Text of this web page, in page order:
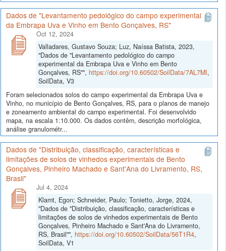
Dados de "Levantamento pedológico do campo experimental
da Embrapa Uva e Vinho em Bento Gonçalves, RS"
Oct 12, 2024
Valladares, Gustavo Souza; Luz, Naíssa Batista, 2023,
"Dados de "Levantamento pedológico do campo
experimental da Embrapa Uva e Vinho em Bento
Gonçalves, RS"", https://doi.org/10.60502/SoilData/7AL7MI,
SoilData, V3
Foram selecionados solos do campo experimental da Embrapa Uva e
Vinho, no município de Bento Gonçalves, RS, para o planos de manejo
e zoneamento ambiental do campo experimental. Foi desenvolvido
mapa, na escala 1:10.000. Os dados contêm, descrição morfológica,
análise granulométr...
Dados de "Distribuição, classificação, características e
limitações de solos de vinhedos experimentais de Bento
Gonçalves, Pinheiro Machado e Sant'Ana do Livramento, RS,
Brasil"
Jul 4, 2024
Klamt, Egon; Schneider, Paulo; Tonietto, Jorge, 2024,
"Dados de "Distribuição, classificação, características e
limitações de solos de vinhedos experimentais de Bento
Gonçalves, Pinheiro Machado e Sant'Ana do Livramento,
RS, Brasil"", https://doi.org/10.60502/SoilData/56T1R4,
SoilData, V1